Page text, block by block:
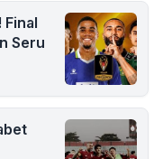
Final
Seru